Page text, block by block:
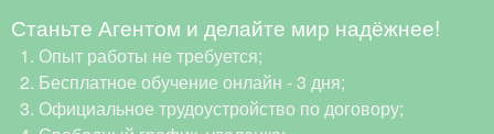
Станьте Агентом и делайте мир надёжнее!
Опыт работы не требуется;
Бесплатное обучение онлайн - 3 дня;
Официальное трудоустройство по договору;